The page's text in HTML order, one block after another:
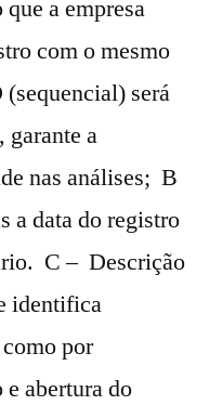
a empresa
com o mesmo
será
garante a
nas análises; B
a data do registro
C – Descrição
identifica
por
abertura do